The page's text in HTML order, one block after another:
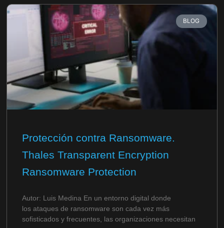
BLOG
Protección contra Ransomware.
Thales Transparent Encryption
Ransomware Protection
Autor: Luis Medina En un entorno digital donde
los ataques de ransomware son cada vez más
sofisticados y frecuentes, las organizaciones necesitan